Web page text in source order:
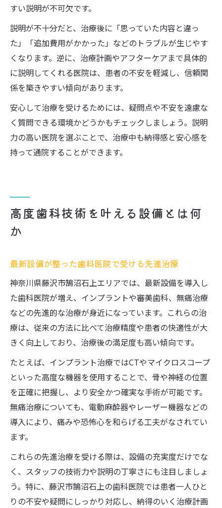
すい説明が不可欠です。
説明が不十分だと、治療後に「思っていた内容と違っ
た」「追加費用がかかった」などのトラブルが生じやす
くなります。逆に、治療計画やアフターケアまで具体的
に説明してくれる医院は、患者の不安を軽減し、信頼関
係を築きやすい傾向があります。
安心して治療を受けるためには、疑問点や不安を遠慮な
く質問できる環境かどうかもチェックしましょう。説明
力の高い医院を選ぶことで、治療中も納得感と安心感を
持って通院することができます。
高度歯科技術を叶える設備とは何
か
最新設備が整った歯科医院で受ける先進治療
神奈川県藤沢市鵠沼石上エリアでは、最新設備を導入し
た歯科医院が増え、インプラントや審美歯科、無痛治療
などの先進的な治療が身近になっています。これらの治
療は、従来の方法に比べて治療精度や患者の快適性が大
きく向上しており、治療後の満足度も高い傾向です。
たとえば、インプラント治療ではCTやマイクロスコープ
といった高度な機器を使用することで、骨や神経の位置
を正確に把握し、より安全かつ確実な手術が可能です。
無痛治療についても、電動麻酔器やレーザー機器などの
導入により、痛みや恐怖心を和らげる工夫がなされてい
ます。
これらの先進治療を受ける際は、設備の充実度だけでな
く、スタッフの技術力や説明の丁寧さにも注目しましょ
う。特に、藤沢市鵠沼石上の歯科医院では患者一人ひと
りの不安や疑問にしっかり対応し、納得のいく治療計画